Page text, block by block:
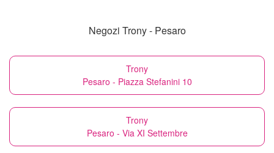
Negozi Trony - Pesaro
Trony
Pesaro - Piazza Stefanini 10
Trony
Pesaro - Via XI Settembre